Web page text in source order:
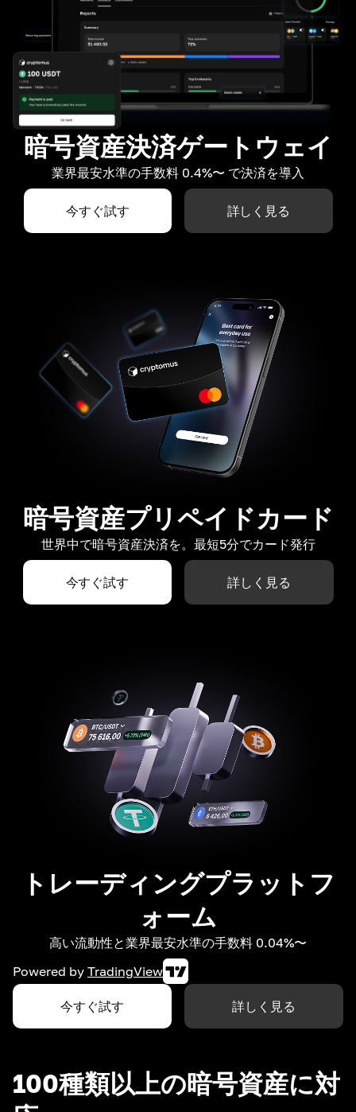
暗号資産決済ゲートウェイ
業界最安水準の手数料 0.4%〜 で決済を導入
今すぐ試す 詳しく見る
暗号資産プリペイドカード
世界中で暗号資産決済を。最短5分でカード発行
今すぐ試す 詳しく見る
トレーディングプラットフ
ォーム
高い流動性と業界最安水準の手数料 0.04%〜
Powered by TradingView
今すぐ試す 詳しく見る
100種類以上の暗号資産に対